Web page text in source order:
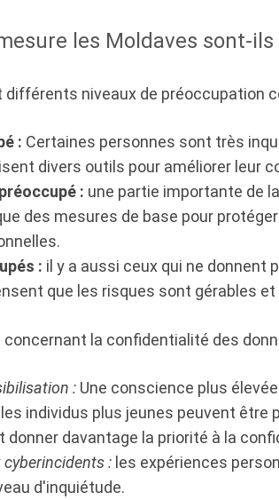
les Moldaves sont-
différents niveaux de préoccupation
: Certaines personnes sont très
divers outils pour améliorer leur
: une partie importante de
des mesures de base pour
: il y a aussi ceux qui ne donnent
que les risques sont gérables
concernant la confidentialité des
: Une conscience plus
les individus plus jeunes peuvent
donner davantage la priorité à la
: les expériences
d'inquiétude.